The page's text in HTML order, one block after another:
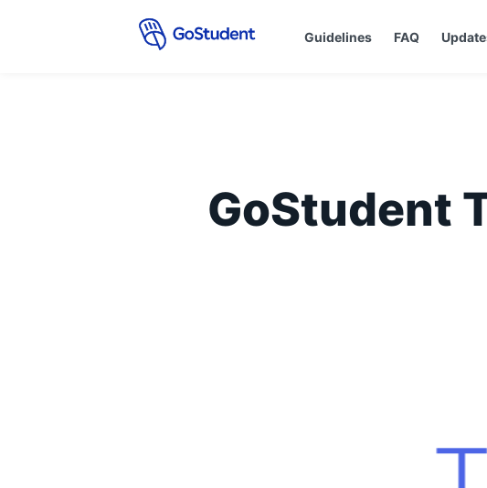
Guidelines FAQ
GoStudent